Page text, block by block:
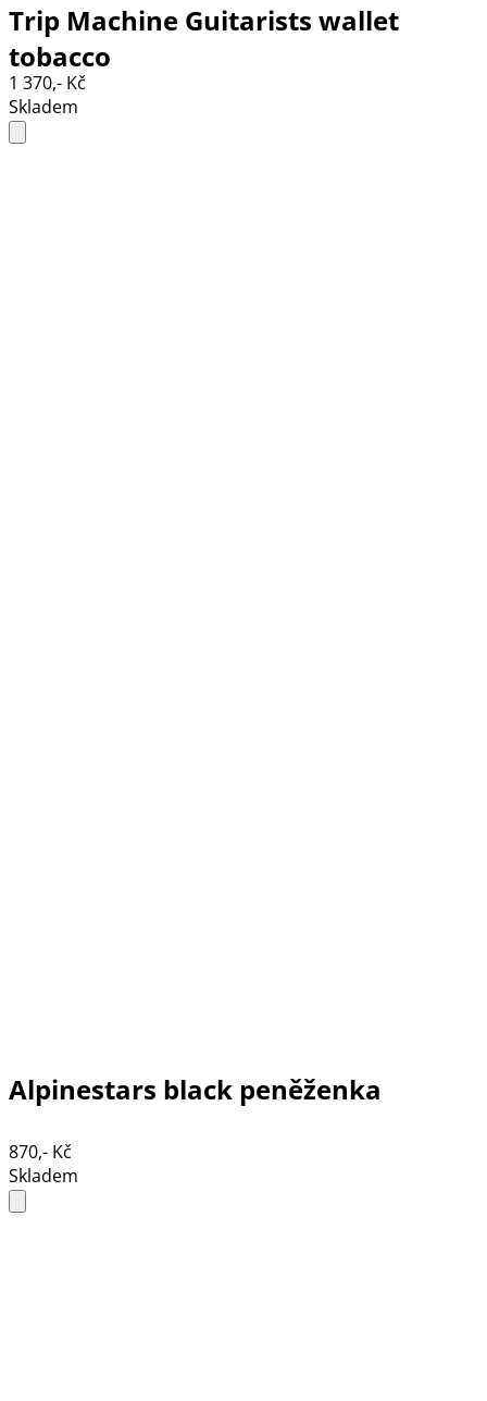
Trip Machine Guitarists wallet
tobacco
1 370,- Kč
Skladem
Alpinestars black peněženka
870,- Kč
Skladem